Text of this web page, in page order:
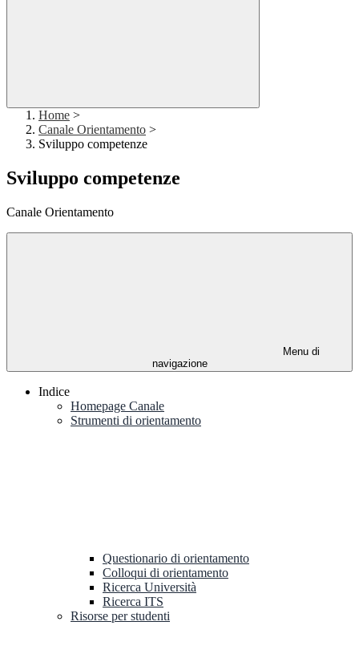
Home >
Canale Orientamento >
Sviluppo competenze
Sviluppo competenze
Canale Orientamento
Menu di
navigazione
Indice
Homepage Canale
Strumenti di orientamento
Questionario di orientamento
Colloqui di orientamento
Ricerca Università
Ricerca ITS
Risorse per studenti